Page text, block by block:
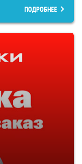
ПОДРОБНЕЕ